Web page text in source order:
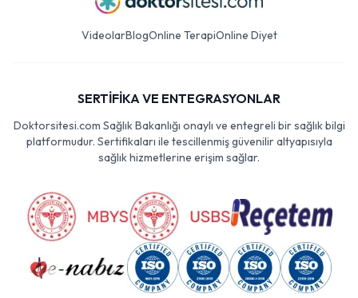
VideolarBlogOnline TerapiOnline Diyet
SERTİFİKA VE ENTEGRASYONLAR
Doktorsitesi.com Sağlık Bakanlığı onaylı ve entegreli bir sağlık bilgi
platformudur. Sertifikaları ile tescillenmiş güvenilir altyapısıyla
sağlık hizmetlerine erişim sağlar.